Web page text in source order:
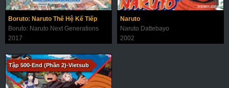
Boruto: Naruto Thế Hệ Kế Tiếp
Boruto: Naruto Next Generations
2017
Naruto
Naruto Dattebayo
2002
Tập 500-End (Phần 2)-Vietsub